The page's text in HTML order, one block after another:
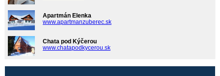
Apartmán Elenka
www.apartmanzuberec.sk
Chata pod Kýčerou
www.chatapodkycerou.sk